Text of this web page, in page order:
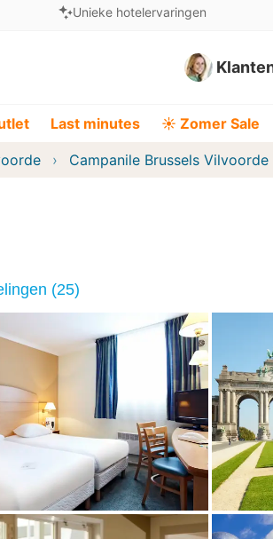
Unieke hotelervaringen
Last minutes ☀️ Zomer Sale
Campanile Brussels Vilvoorde
(25)